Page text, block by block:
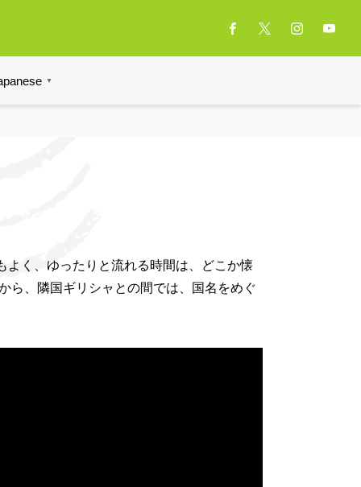
▼
よく、ゆったりと流れる時間は、どこか懐
ら、隣国ギリシャとの間では、国名をめぐ